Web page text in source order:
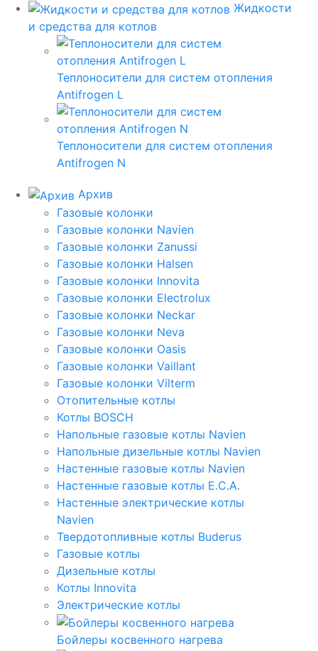
Жидкости
и средства для котлов
Теплоносители для систем отопления
Antifrogen L
Теплоносители для систем отопления
Antifrogen N
Архив
Газовые колонки
Газовые колонки Navien
Газовые колонки Zanussi
Газовые колонки Halsen
Газовые колонки Innovita
Газовые колонки Electrolux
Газовые колонки Neckar
Газовые колонки Neva
Газовые колонки Oasis
Газовые колонки Vaillant
Газовые колонки Vilterm
Отопительные котлы
Котлы BOSCH
Напольные газовые котлы Navien
Напольные дизельные котлы Navien
Настенные газовые котлы Navien
Настенные газовые котлы E.C.A.
Настенные электрические котлы
Navien
Твердотопливные котлы Buderus
Газовые котлы
Дизельные котлы
Котлы Innovita
Электрические котлы
Бойлеры косвенного нагрева